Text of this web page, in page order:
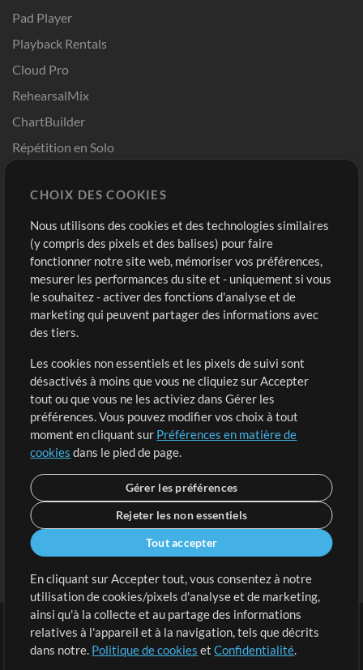
Pad Player
Playback Rentals
Cloud Pro
RehearsalMix
ChartBuilder
Répétition en Solo
Modèles ProPresenter
Sons
Boutique
Acheter des crédits
Contenu gratuit
Demander les pistes
Extras
Sessions
Soumettre votre contenu
Listes de lecture
Conférence MT
Compte
Connexion
S'inscrire
Conditions | Confidentialité |
CHOIX DES COOKIES
Nous utilisons des cookies et des technologies similaires
(y compris des pixels et des balises) pour faire
fonctionner notre site web, mémoriser vos préférences,
mesurer les performances du site et - uniquement si vous
le souhaitez - activer des fonctions d'analyse et de
marketing qui peuvent partager des informations avec
des tiers.
Les cookies non essentiels et les pixels de suivi sont
désactivés à moins que vous ne cliquiez sur Accepter
tout ou que vous ne les activiez dans Gérer les
préférences. Vous pouvez modifier vos choix à tout
moment en cliquant sur Préférences en matière de
cookies dans le pied de page.
Gérer les préférences
Rejeter les non essentiels
Tout accepter
En cliquant sur Accepter tout, vous consentez à notre
utilisation de cookies/pixels d'analyse et de marketing,
ainsi qu'à la collecte et au partage des informations
relatives à l'appareil et à la navigation, tels que décrits
dans notre. Politique de cookies etConfidentialité.